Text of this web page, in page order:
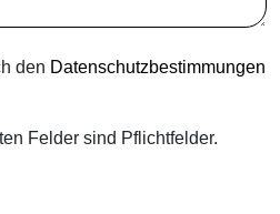
den Datenschutzbestimmungen
Felder sind Pflichtfelder.